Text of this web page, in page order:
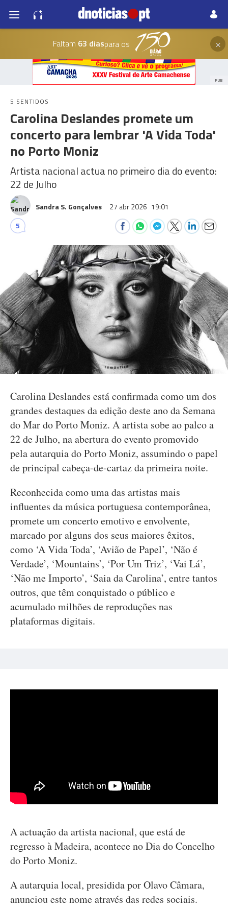
Faltam 63 diaspara os ×
PUB
5 SENTIDOS
Carolina Deslandes promete um
concerto para lembrar 'A Vida Toda'
no Porto Moniz
Artista nacional actua no primeiro dia do evento:
22 de Julho
Sandra S. Gonçalves 27 abr 2026 19:01
5
Carolina Deslandes está confirmada como um dos
grandes destaques da edição deste ano da Semana
do Mar do Porto Moniz. A artista sobe ao palco a
22 de Julho, na abertura do evento promovido
pela autarquia do Porto Moniz, assumindo o papel
de principal cabeça-de-cartaz da primeira noite.
Reconhecida como uma das artistas mais
influentes da música portuguesa contemporânea,
promete um concerto emotivo e envolvente,
marcado por alguns dos seus maiores êxitos,
como ‘A Vida Toda’, ‘Avião de Papel’, ‘Não é
Verdade’, ‘Mountains’, ‘Por Um Triz’, ‘Vai Lá’,
‘Não me Importo’, ‘Saia da Carolina’, entre tantos
outros, que têm conquistado o público e
acumulado milhões de reproduções nas
plataformas digitais.
A actuação da artista nacional, que está de
regresso à Madeira, acontece no Dia do Concelho
do Porto Moniz.
A autarquia local, presidida por Olavo Câmara,
anunciou este nome através das redes sociais.